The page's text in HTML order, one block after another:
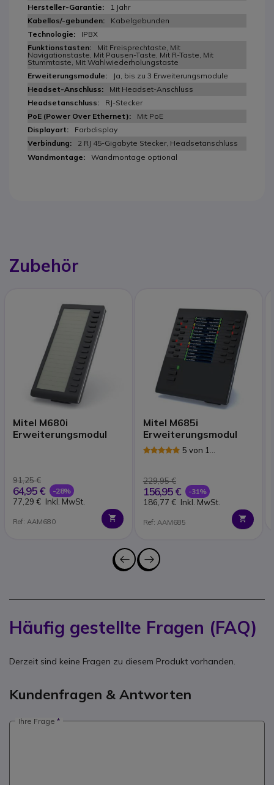
1 Jahr
Kabelgebunden
IPBX
Mit Freisprechtaste, Mit
Navigationstaste, Mit Pausen-Taste, Mit R-Taste, Mit
Stummtaste, Mit Wahlwiederholungstaste
Ja, bis zu 3 Erweiterungsmodule
Mit Headset-Anschluss
RJ-Stecker
Mit PoE
Farbdisplay
2 RJ 45-Gigabyte Stecker, Headsetanschluss
Wandmontage optional
Zubehör
Mitel M680i
Erweiterungsmodul
91,25 €
64,95 € -28%
77,29 € Inkl. MwSt.
Ref: AAM680
Mitel M685i
Erweiterungsmodul
5 von 1
229,95 €
156,95 € -31%
186,77 € Inkl. MwSt.
Ref: AAM685
Häufig gestellte Fragen (FAQ)
Derzeit sind keine Fragen zu diesem Produkt vorhanden.
Kundenfragen & Antworten
Ihre Frage